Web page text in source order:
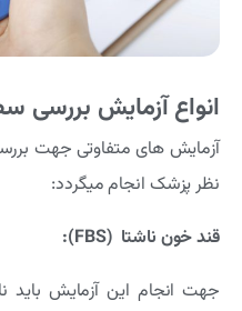
انواع آزمایش بررسی
آزمایش های متفاوتی جهت
نظر پزشک انجام میگردد:
قند خون ناشتا (FBS)
:
جهت انجام این آزمایش باید